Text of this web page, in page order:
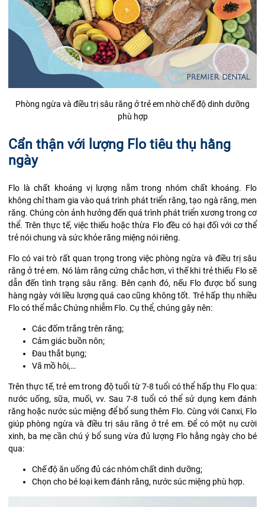
Phòng ngừa và điều trị sâu răng ở trẻ em nhờ chế độ dinh dưỡng
phù hợp
Cẩn thận với lượng Flo tiêu thụ hằng
ngày
Flo là chất khoáng vị lượng nằm trong nhóm chất khoáng. Flo
không chỉ tham gia vào quá trình phát triển răng, tạo ngà răng, men
răng. Chúng còn ảnh hưởng đến quá trình phát triển xương trong cơ
thể. Trên thực tế, việc thiếu hoặc thừa Flo đều có hại đối với cơ thể
trẻ nói chung và sức khỏe răng miệng nói riêng.
Flo có vai trò rất quan trọng trong việc phòng ngừa và điều trị sâu
răng ở trẻ em. Nó làm răng cứng chắc hơn, vì thế khi trẻ thiếu Flo sẽ
dẫn đến tình trạng sâu răng. Bên cạnh đó, nếu Flo được bổ sung
hàng ngày với liều lượng quá cao cũng không tốt. Trẻ hấp thụ nhiều
Flo có thể mắc Chứng nhiễm Flo. Cụ thể, chúng gây nên:
Các đốm trắng trên răng;
Cảm giác buồn nôn;
Đau thắt bụng;
Vã mồ hôi,…
Trên thực tế, trẻ em trong độ tuổi từ 7-8 tuổi có thể hấp thụ Flo qua:
nước uống, sữa, muối, vv. Sau 7-8 tuổi có thể sử dụng kem đánh
răng hoặc nước súc miệng để bổ sung thêm Flo. Cùng với Canxi, Flo
giúp phòng ngừa và điều trị sâu răng ở trẻ em. Để có một nụ cười
xinh, ba mẹ cần chú ý bổ sung vừa đủ lượng Flo hằng ngày cho bé
qua:
Chế độ ăn uống đủ các nhóm chất dinh dưỡng;
Chọn cho bé loại kem đánh răng, nước súc miệng phù hợp.